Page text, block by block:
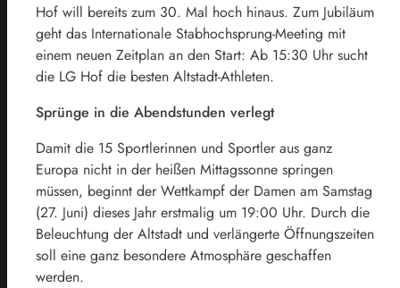
Hof will bereits zum 30. Mal hoch hinaus. Zum Jubiläum
geht das Internationale Stabhochsprung-Meeting mit
einem neuen Zeitplan an den Start: Ab 15:30 Uhr sucht
die LG Hof die besten Altstadt-Athleten.
Sprünge in die Abendstunden verlegt
Damit die 15 Sportlerinnen und Sportler aus ganz
Europa nicht in der heißen Mittagssonne springen
müssen, beginnt der Wettkampf der Damen am Samstag
(27. Juni) dieses Jahr erstmalig um 19:00 Uhr. Durch die
Beleuchtung der Altstadt und verlängerte Öffnungszeiten
soll eine ganz besondere Atmosphäre geschaffen
werden.